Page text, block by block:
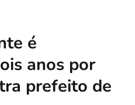
é
anos por
prefeito de